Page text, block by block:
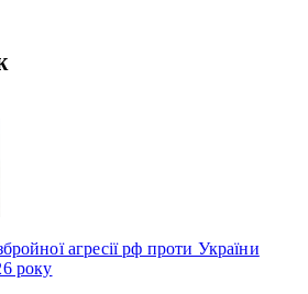
агресії рф проти України
року